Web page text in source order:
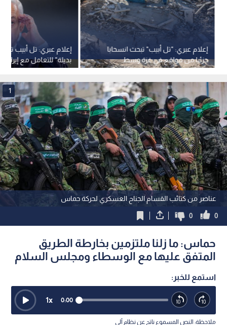
إعلام عبري: تل أبيب
بديلة" للتعامل مع إيران
الحسم الأمريكي
إعلام عبري: "تل أبيب" تبحث انسحابا
جزئيا من مواقع في غزة وسط
ضغوط أمريكية
عناصر من كتائب القسام الجناح العسكري لحركة حماس
1
0
0
حماس: ما زلنا ملتزمين بخارطة الطريق
المتفق عليها مع الوسطاء ومجلس السلام
استمع للخبر:
0:00
1x
ملاحظة: النص المسموع ناتج عن نظام آلي